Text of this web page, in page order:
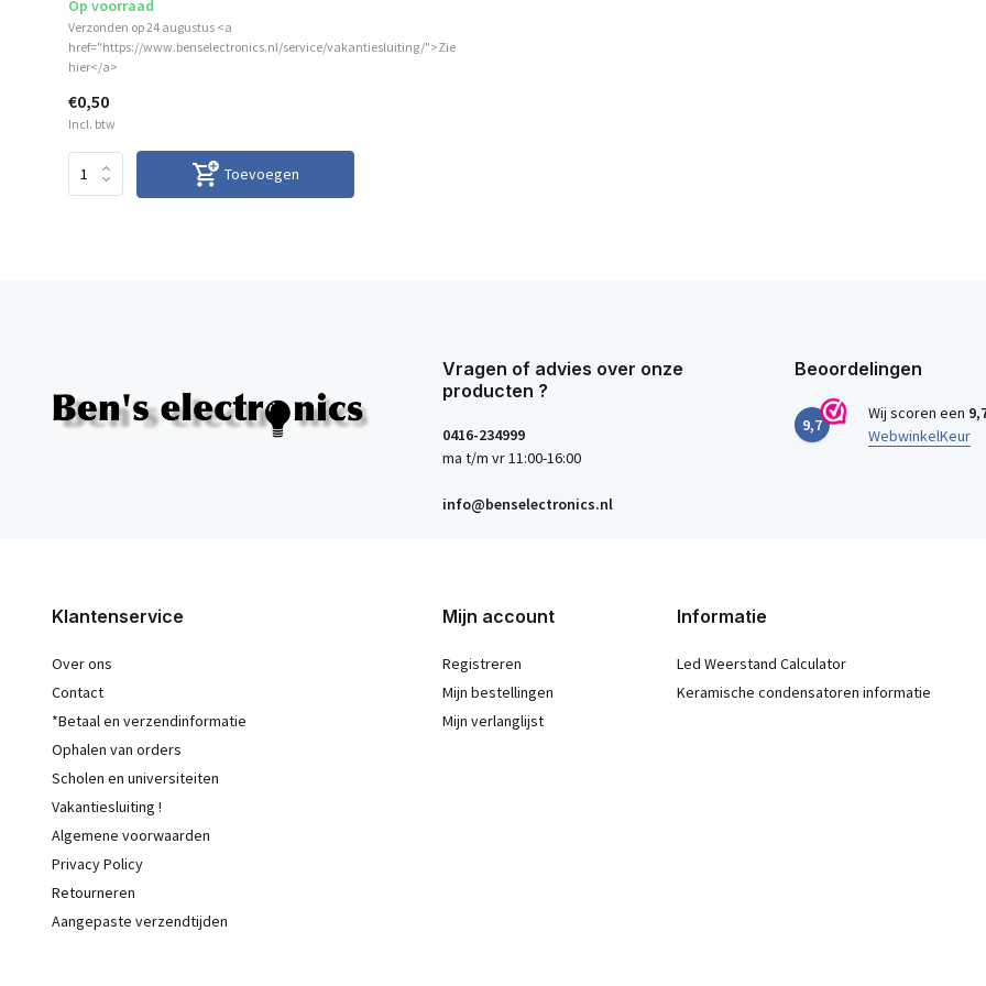
Op voorraad
Verzonden op 24 augustus <a
href="https://www.benselectronics.nl/service/vakantiesluiting/">Zie
hier</a>
€0,50
Incl. btw
Toevoegen
Vragen of advies over onze
producten ?
0416-234999
ma t/m vr 11:00-16:00
info@benselectronics.nl
Beoordelingen
9,7
Wij scoren een
WebwinkelKeur
Klantenservice
Over ons
Contact
*Betaal en verzendinformatie
Ophalen van orders
Scholen en universiteiten
Vakantiesluiting !
Algemene voorwaarden
Privacy Policy
Retourneren
Aangepaste verzendtijden
Mijn account
Registreren
Mijn bestellingen
Mijn verlanglijst
Informatie
Led Weerstand Calculator
Keramische condensatoren informatie